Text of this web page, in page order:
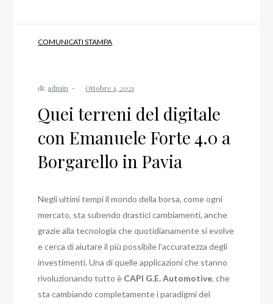
COMUNICATI STAMPA
di: admin
Quei terreni del digitale
con Emanuele Forte 4.0 a
Borgarello in Pavia
Negli ultimi tempi il mondo della borsa, come ogni
mercato, sta subendo drastici cambiamenti, anche
grazie alla tecnologia che quotidianamente si evolve
e cerca di aiutare il più possibile l’accuratezza degli
investimenti. Una di quelle applicazioni che stanno
rivoluzionando tutto è CAPI G.E. Automotive, che
sta cambiando completamente i paradigmi del